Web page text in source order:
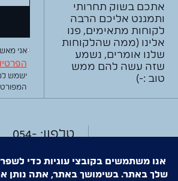
אתכם בשוק תחרותי
ותמגנט אליכם הרבה
לקוחות מתאימים, פנו
אלינו (ממה שהלקוחות
שלנו אומרים, נשמע
שזה עשה להם ממש
טוב :-)
אני
ישמש
בווצאפ
טלפון: 054-
מענה טלפוני: ימים
א-ה 10:30-15:00